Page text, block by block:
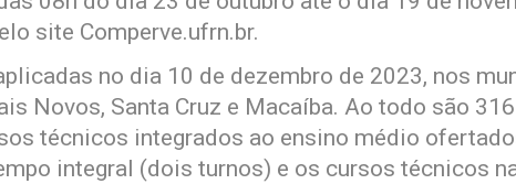
site Comperve.ufrn.br.
no dia 10 de dezembro de 2023, nos
Novos, Santa Cruz e Macaíba. Ao todo são
técnicos integrados ao ensino médio
integral (dois turnos) e os cursos técnicos